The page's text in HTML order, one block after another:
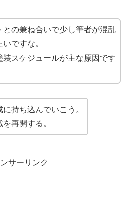
との兼ね合いで少し筆者が混乱
ですな。
装スケジュールが主な原因です
持ち込んでいこう。
再開する。
サーリンク